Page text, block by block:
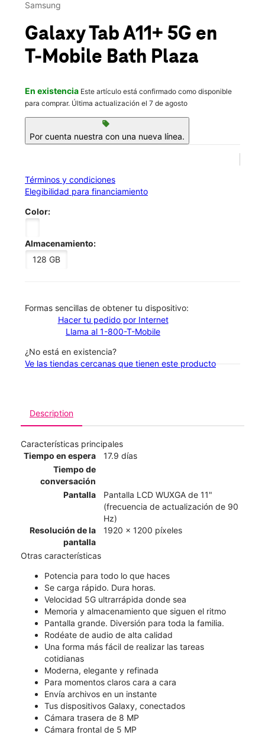
Mar.:Cerrado temporalmente
Jue.:
Cerrado temporalmente
location_on
360 W Washington St Bath, NY 14810
volveremos a estar a tu servicio en este lugar pronto.
Samsung
Galaxy Tab A11+ 5G en
T-Mobile Bath Plaza
En existencia Este artículo está confirmado como disponible
para comprar. Última actualización el 7 de agosto
sell
Por cuenta nuestra con una nueva línea.
Términos y condiciones
Elegibilidad para financiamiento
Color:
Almacenamiento:
128 GB
​​​​​​​Formas sencillas de obtener tu dispositivo:
Hacer tu pedido por Internet
Llama al 1-800-T-Mobile
¿No está en existencia?
Ve las tiendas cercanas que tienen este producto
Description
Características principales
Tiempo en espera
17.9 días
Tiempo de
conversación
Pantalla
Pantalla LCD WUXGA de 11"
(frecuencia de actualización de 90
Hz)
Resolución de la
pantalla
1920 x 1200 píxeles
Otras características
Potencia para todo lo que haces
Se carga rápido. Dura horas.
Velocidad 5G ultrarrápida donde sea
Memoria y almacenamiento que siguen el ritmo
Pantalla grande. Diversión para toda la familia.
Rodéate de audio de alta calidad
Una forma más fácil de realizar las tareas
cotidianas
Moderna, elegante y refinada
Para momentos claros cara a cara
Envía archivos en un instante
Tus dispositivos Galaxy, conectados
Cámara trasera de 8 MP
Cámara frontal de 5 MP